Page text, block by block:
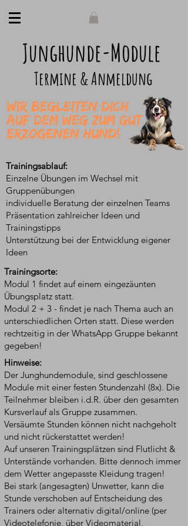
Junghunde-Module
Termine & Anmeldung
Trainingsablauf:
Einzelne Übungen im Wechsel mit
Gruppenübungen
individuelle Beratung der einzelnen Teams
Präsentation zahlreicher Ideen und
Trainingstipps
Unterstützung bei der Entwicklung eigener
Ideen
Trainingsorte:
Modul 1 findet auf einem eingezäunten
Übungsplatz statt.
Modul 2 + 3 - findet je nach Thema auch an
unterschiedlichen Orten statt. Diese werden
rechtzeitig in der WhatsApp Gruppe bekannt
gegeben!
Hinweise:
Der Junghundemodule, sind geschlossene
Module mit einer festen Stundenzahl (8x). Die
Teilnehmer bleiben i.d.R. über den gesamten
Kursverlauf als Gruppe zusammen.
Versäumte Stunden können nicht nachgeholt
und nicht rückerstattet werden!
Auf unseren Trainingsplätzen sind Flutlicht &
Unterstände vorhanden. Bitte dennoch immer
dem Wetter angepasste Kleidung tragen!​
Bei stark (angesagten) Unwetter, kann die
Stunde verschoben auf Entscheidung des
Trainers oder alternativ digital/online (per
Videotelefonie, über Videomaterial,